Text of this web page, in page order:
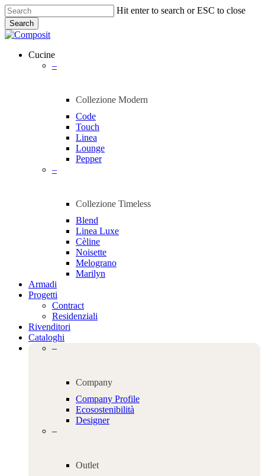
Skip
to
main
content
Hit enter to search or ESC to close
Search
Close
Menu
Cucine
–
Collezione Modern
Code
Touch
Linea
Lounge
Pepper
–
Collezione Timeless
Blend
Linea Luxe
Cèline
Noisette
Melograno
Marilyn
Armadi
Progetti
Contract
Residenziali
Rivenditori
Cataloghi
–
Company
Company Profile
Ecosostenibilità
Designer
–
Outlet